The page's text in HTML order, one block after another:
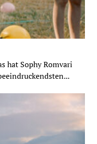
hat Sophy Romvari